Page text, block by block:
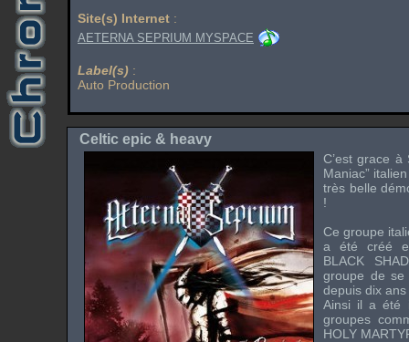
Site(s) Internet :
AETERNA SEPRIUM MYSPACE
Label(s) :
Auto Production
Celtic epic & heavy
C’est grace à
Maniac”
très belle
!
Ce groupe
a été créé
BLACK
groupe de se
depuis dix
Ainsi il a été
groupes
HOLY